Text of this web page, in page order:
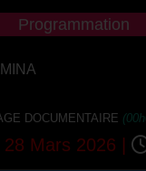
Programmation
DOCUMENTAIRE
Mars 2026 |